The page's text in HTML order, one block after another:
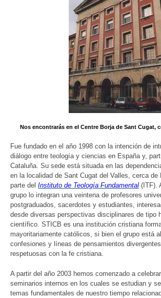
Nos encontrarás en el Centre Borja de Sant Cugat,
Fue fundado en el año 1998 con la intención de
diálogo entre teología y ciencias en España y,
Cataluña. Su sede está situada en las
en la localidad de Sant Cugat del Valles, cerca de
parte del Instituto de Teología Fundamental (ITF).
grupo lo integran una veintena de profesores
postgraduados, sacerdotes y estudiantes,
desde diversas perspectivas disciplinares de tipo
científico. STICB es una institución cristiana
mayoritariamente católicos, si bien el grupo está
confesiones y líneas de pensamientos
respetuosas con la fe cristiana.
A partir del año 2003 hemos comenzado a
seminarios internos en los cuales se estudian y
temas fundamentales de nuestro tiempo